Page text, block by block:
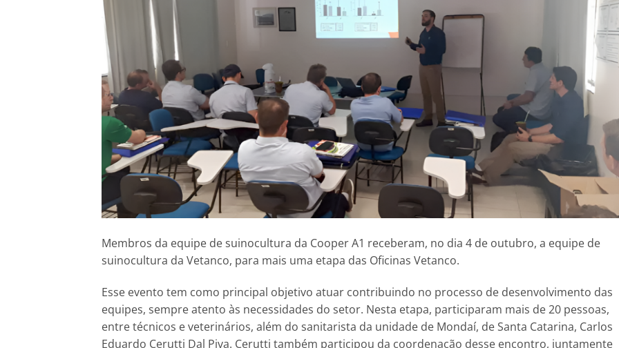
Membros da equipe de suinocultura da Cooper A1 receberam, no dia 4 de outubro, a equipe de
suinocultura da Vetanco, para mais uma etapa das Oficinas Vetanco.
Esse evento tem como principal objetivo atuar contribuindo no processo de desenvolvimento das
equipes, sempre atento às necessidades do setor. Nesta etapa, participaram mais de 20 pessoas,
entre técnicos e veterinários, além do sanitarista da unidade de Mondaí, de Santa Catarina, Carlos
Eduardo Cerutti Dal Piva. Cerutti também participou da coordenação desse encontro, juntamente